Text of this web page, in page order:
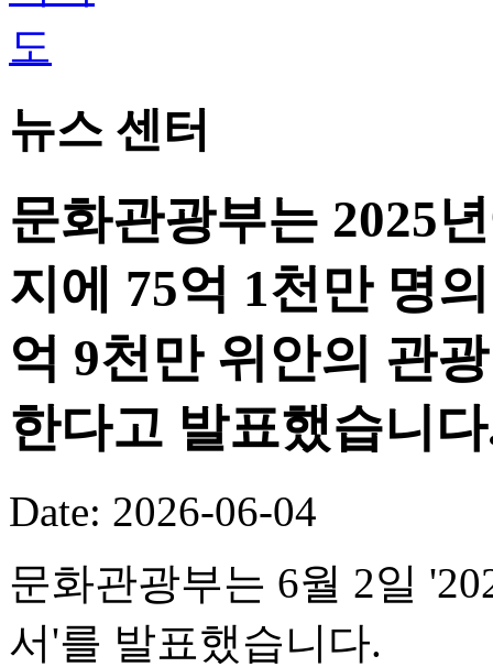
뉴스 센터
문화관광부는 2025
지에 75억 1천만 명
억 9천만 위안의 관
한다고 발표했습니
Date: 2026-06-04
문화관광부는 6월 2일
서'를 발표했습니다.